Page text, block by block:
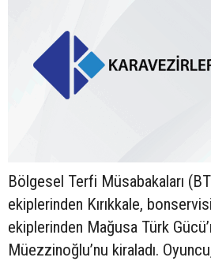
Bölgesel Terfi Müsabakaları
ekiplerinden Kırıkkale,
ekiplerinden Mağusa Türk
Müezzinoğlu’nu kiraladı.